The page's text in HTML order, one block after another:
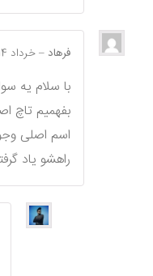
فرهاد –خرداد 14, 1401
با سلام یه
بفهمیم تاچ
اسم اصلی
راهشو یاد